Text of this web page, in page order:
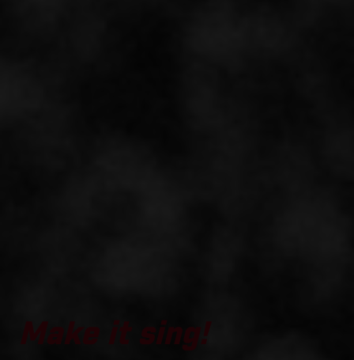
Make it sing!